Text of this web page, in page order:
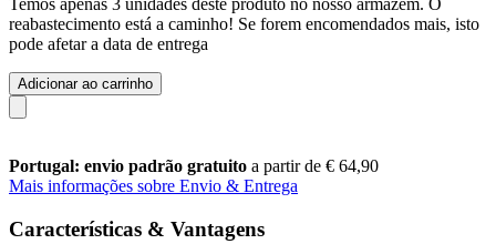
reabastecimento está a caminho! Se forem encomendados mais, isto
pode afetar a data de entrega
Adicionar ao carrinho
Portugal: envio padrão gratuito a partir de € 64,90
Mais informações sobre Envio & Entrega
Características & Vantagens